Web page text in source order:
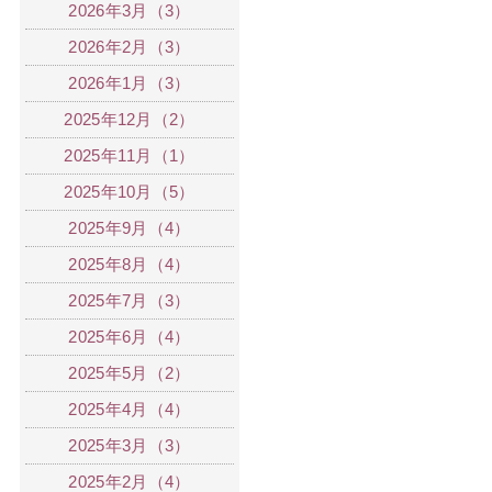
2026年3月（3）
2026年2月（3）
2026年1月（3）
2025年12月（2）
2025年11月（1）
2025年10月（5）
2025年9月（4）
2025年8月（4）
2025年7月（3）
2025年6月（4）
2025年5月（2）
2025年4月（4）
2025年3月（3）
2025年2月（4）